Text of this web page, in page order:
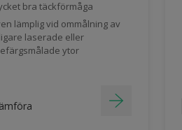
bra täckförmåga
lämplig vid ommålning av
laserade eller
ytor